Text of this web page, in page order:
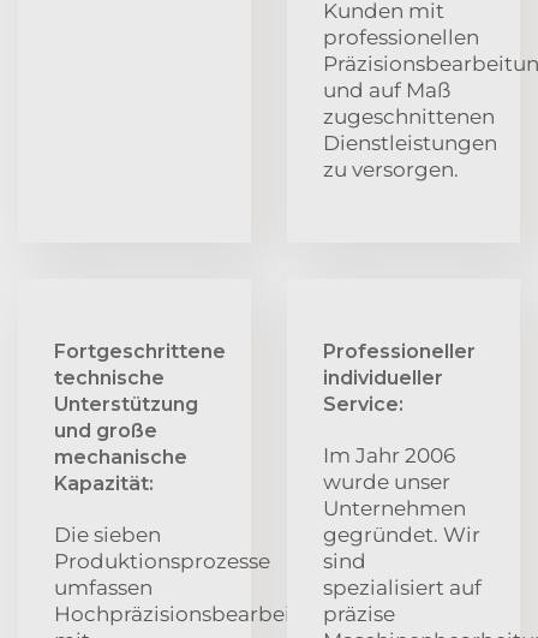
Kunden mit
professionellen
und auf Maß
zugeschnittenen
Dienstleistungen
zu versorgen.
Fortgeschrittene
technische
Unterstützung
und große
mechanische
Kapazität:
Die sieben
Produktionsprozesse
umfassen
Hochpräzisionsbearbeitung
Professioneller
individueller
Service:
Im Jahr 2006
wurde unser
Unternehmen
gegründet. Wir
sind
spezialisiert auf
präzise